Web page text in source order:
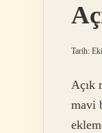
Tarih:
Açık
mavi